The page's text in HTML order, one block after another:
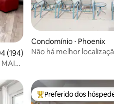
uma avaliação média de 5, 194
(194)
Condomínio ⋅ Phoenix
Não há melhor
Entre os melhores
Preferido dos